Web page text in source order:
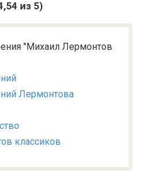
из 5)
"Михаил Лермонтов
Лермонтова
классиков